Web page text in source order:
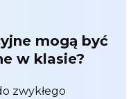
mogą być
w klasie?
zwykłego